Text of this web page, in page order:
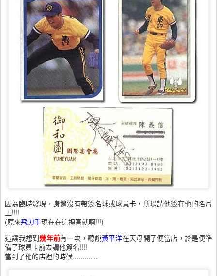
因為臨時發現，身邊沒有帶簽名球或球員卡，所以請他簽在他的名片
上!!!!
(原來飛刀手現在在這裡高就啊!!!)
這讓我想到幾年前有一次，聽說黃平洋在天母開了便當店，於是便準
備了球員卡前去請他簽名!!!!
當到了他的店裡的時候.............